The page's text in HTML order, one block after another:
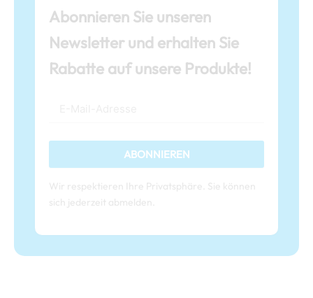
Abonnieren Sie unseren
Newsletter und erhalten Sie
Rabatte auf unsere Produkte!
ABONNIEREN